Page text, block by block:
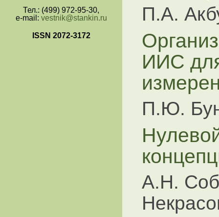
Тел.: (499) 972-95-30,
e-mail: vestnik@stankin.ru
ISSN 2072-3172
П.А.
ИИС
П.Ю.
А.Н.